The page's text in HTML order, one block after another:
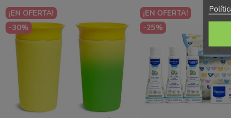
¡EN OFERTA!
-30%
¡EN OFERTA!
-25%